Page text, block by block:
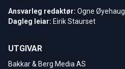
Ansvarleg redaktør: Ogne Øyehaug
Dagleg leiar: Eirik Staurset
UTGIVAR
Bakkar & Berg Media AS